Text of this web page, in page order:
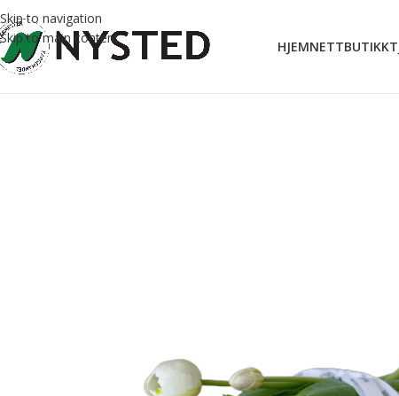
Skip to navigation
Skip to main content
HJEMNETTBUTIKK